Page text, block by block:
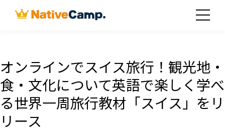
オンラインでスイス旅行！観光地・
食・文化について英語で楽しく学べ
る世界一周旅行教材「スイス」をリ
リース